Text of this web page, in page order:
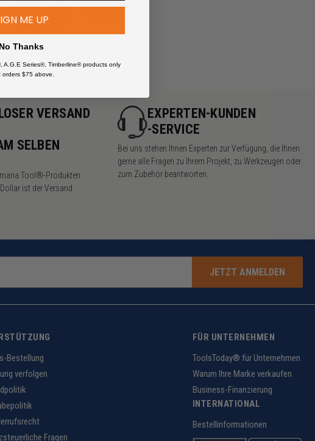
VERSAND
SELBEN
Tool®-Produkten
ist der Versand
EXPERTEN-KUNDEN
-SERVICE
Bei uns stehen Ihnen Experten zur Verfügung, die Ihnen
gerne alle Fragen zu Ihrem Projekt, zu Werkzeugen oder
zum Zubehör beantworten.
JETZT ANMELDEN
Bestellung
verfolgen
Fragen
FÜR UNTERNEHMEN
ToolsToday® für Unternehmen
Warum Ihre Marke verkaufen
Business-Finanzierung
INTERNATIONAL
Bestellinformationen
ME UP
No Thanks
A.G.E Series®, Timberline® products only
orders $75 above.